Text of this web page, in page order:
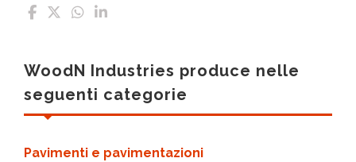
WoodN Industries produce nelle
seguenti categorie
Pavimenti e pavimentazioni